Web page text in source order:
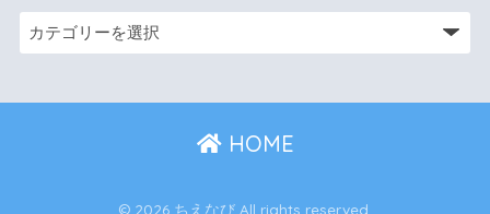
HOME
© 2026 ちえなび All rights reserved.